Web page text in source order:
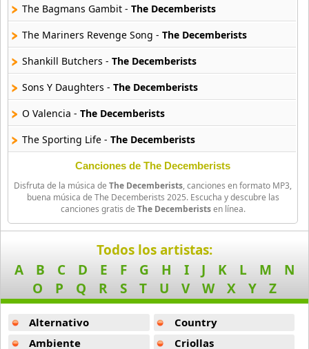
Ben Harper
11 músicas online
Billboard
163 músicas online
Black Guayaba
25 músicas online
Black Sabbath
110 músicas online
Blondie
10 músicas online
Bon Jovi
50 músicas online
Boyz Ii Men
The Bagmans Gambit - The Decemberists
The Mariners Revenge Song - The Decemberists
Shankill Butchers - The Decemberists
Sons Y Daughters - The Decemberists
O Valencia - The Decemberists
The Sporting Life - The Decemberists
We Both Go Down Together -The Decemberists
Summersong -The Decemberists
The Decemberists
Yankee Bayonet I Will Be Home Then -The Decemberists
From My Own True Love Lost At Sea -
The Decemberists
When The War Came -The Decemberists
Canciones de The Decemberists
Disfruta de la música de The Decemberists, canciones en formato MP3,
buena música de The Decemberists 2025. Escucha y descubre las
canciones gratis de The Decemberistsen línea.
Todos los artistas:
A
B C D E F G H I J K L M
N
O
P Q R S T U V W X Y Z
Alternativo
Ambiente
Country
Criollas